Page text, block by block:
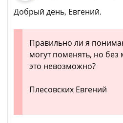
Добрый день, Евгений.
Правильно ли я
могут поменять, но без
это невозможно?
Плесовских Евгений